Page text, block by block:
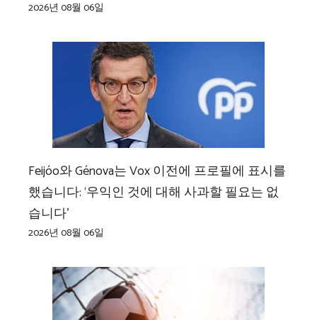
2026년 08월 06일
Feijóo와 Génova는 Vox 이전에 프로필에 표시를
했습니다: ‘우익인 것에 대해 사과할 필요는 없
습니다’
2026년 08월 06일